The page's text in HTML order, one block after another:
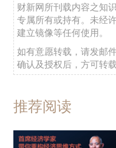
财新网所刊载内容之知
专属所有或持有。未经
建立镜像等任何使用。
如有意愿转载，请发邮
确认及授权后，方可转载
推荐阅读